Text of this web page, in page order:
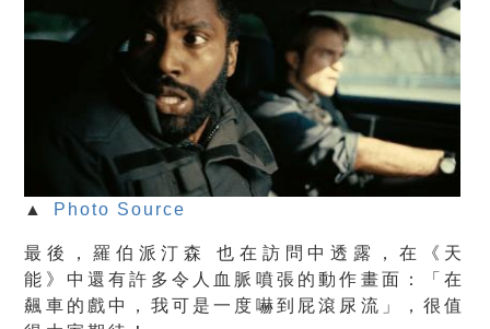
▲ Photo Source
最後，羅伯派汀森 也在訪問中透露，在《天
能》中還有許多令人血脈噴張的動作畫面：「在
飆車的戲中，我可是一度嚇到屁滾尿流」，很值